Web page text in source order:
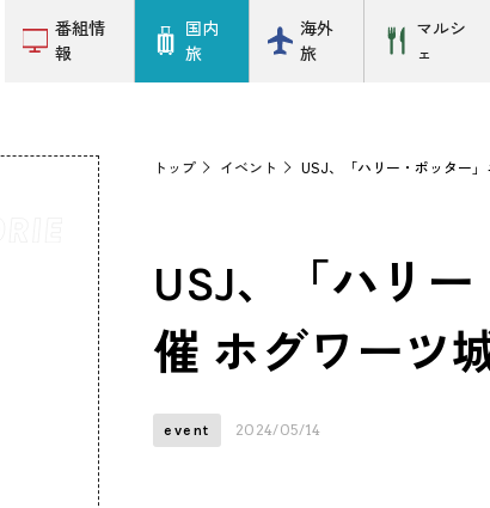
番組情
報
国内
旅
海外
旅
マルシ
ェ
トップ イベント USJ、「ハリー・ポッター
USJ、「ハリ
催 ホグワーツ
event 2024/05/14